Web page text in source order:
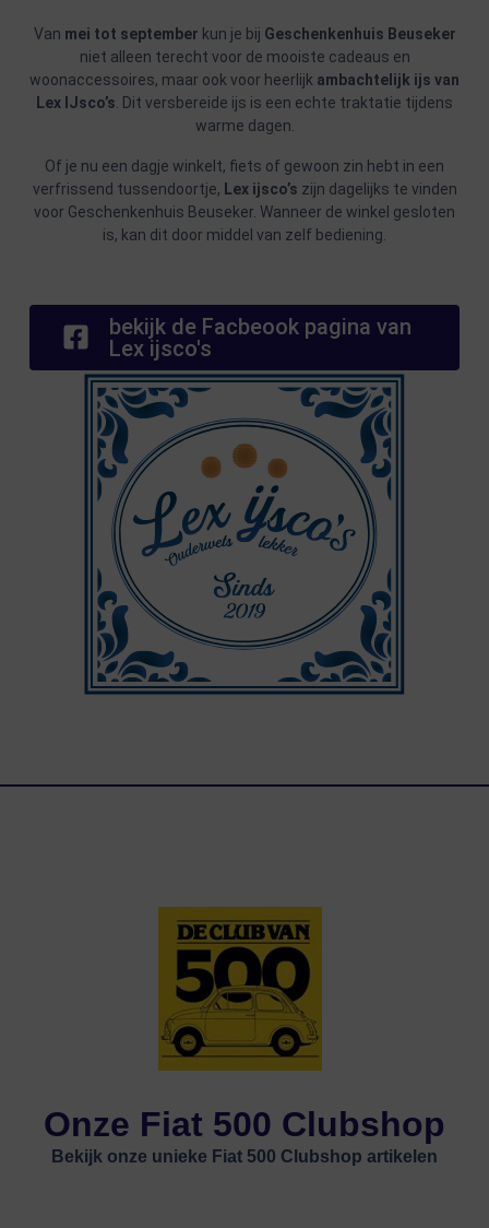
Van mei tot september kun je bij Geschenkenhuis Beuseker
niet alleen terecht voor de mooiste cadeaus en
woonaccessoires, maar ook voor heerlijk ambachtelijk ijs van
Lex IJsco’s . Dit versbereide ijs is een echte traktatie tijdens
warme dagen.
Of je nu een dagje winkelt, fiets of gewoon zin hebt in een
verfrissend tussendoortje, Lex ijsco’s zijn dagelijks te vinden
voor Geschenkenhuis Beuseker. Wanneer de winkel gesloten
is, kan dit door middel van zelf bediening.
bekijk de Facbeook pagina van
Lex ijsco's
Onze Fiat 500 Clubshop
Bekijk onze unieke Fiat 500 Clubshop artikelen